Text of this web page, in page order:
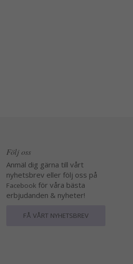
Följ oss
Anmäl dig gärna till vårt
nyhetsbrev eller följ oss på
Facebook för våra bästa
erbjudanden & nyheter!
FÅ VÅRT NYHETSBREV